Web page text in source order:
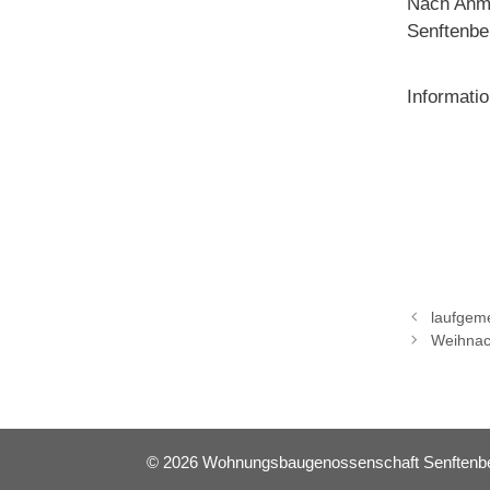
© 2026 Wohnungsbaugenossenschaft